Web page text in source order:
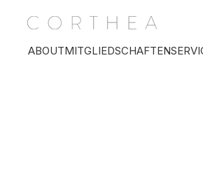
ABOUTMITGLIEDSCHAFTEN